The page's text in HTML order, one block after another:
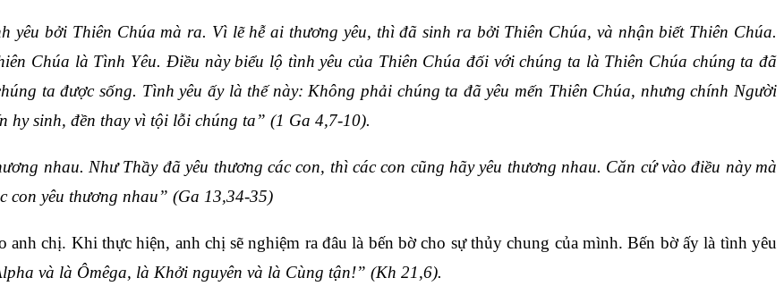
yêu bởi Thiên Chúa mà ra. Vì lẽ hễ ai thương yêu, thì đã sinh ra bởi Thiên Chúa, và nhận biết Thiên Chúa.
Chúa là Tình Yêu. Điều này biểu lộ tình yêu của Thiên Chúa đối với chúng ta là Thiên Chúa chúng ta đã
ta được sống. Tình yêu ấy là thế này: Không phải chúng ta đã yêu mến Thiên Chúa, nhưng chính Người
hy sinh, đền thay vì tội lỗi chúng ta” (1 Ga 4,7-10).
nhau. Như Thầy đã yêu thương các con, thì các con cũng hãy yêu thương nhau. Căn cứ vào điều này mà
con yêu thương nhau” (Ga 13,34-35)
chị. Khi thực hiện, anh chị sẽ nghiệm ra đâu là bến bờ cho sự thủy chung của mình. Bến bờ ấy là tình yêu
và là Ômêga, là Khởi nguyên và là Cùng tận!” (Kh 21,6).